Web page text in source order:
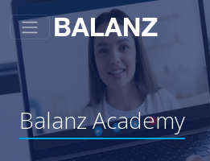
BalanzAcademy